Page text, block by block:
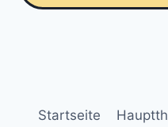
Startseite